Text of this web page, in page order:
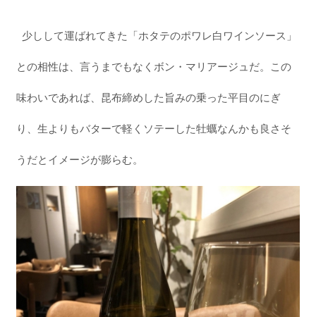
少しして運ばれてきた「ホタテのポワレ白ワインソース」
との相性は、言うまでもなくボン・マリアージュだ。この
味わいであれば、昆布締めした旨みの乗った平目のにぎ
り、生よりもバターで軽くソテーした牡蠣なんかも良さそ
うだとイメージが膨らむ。